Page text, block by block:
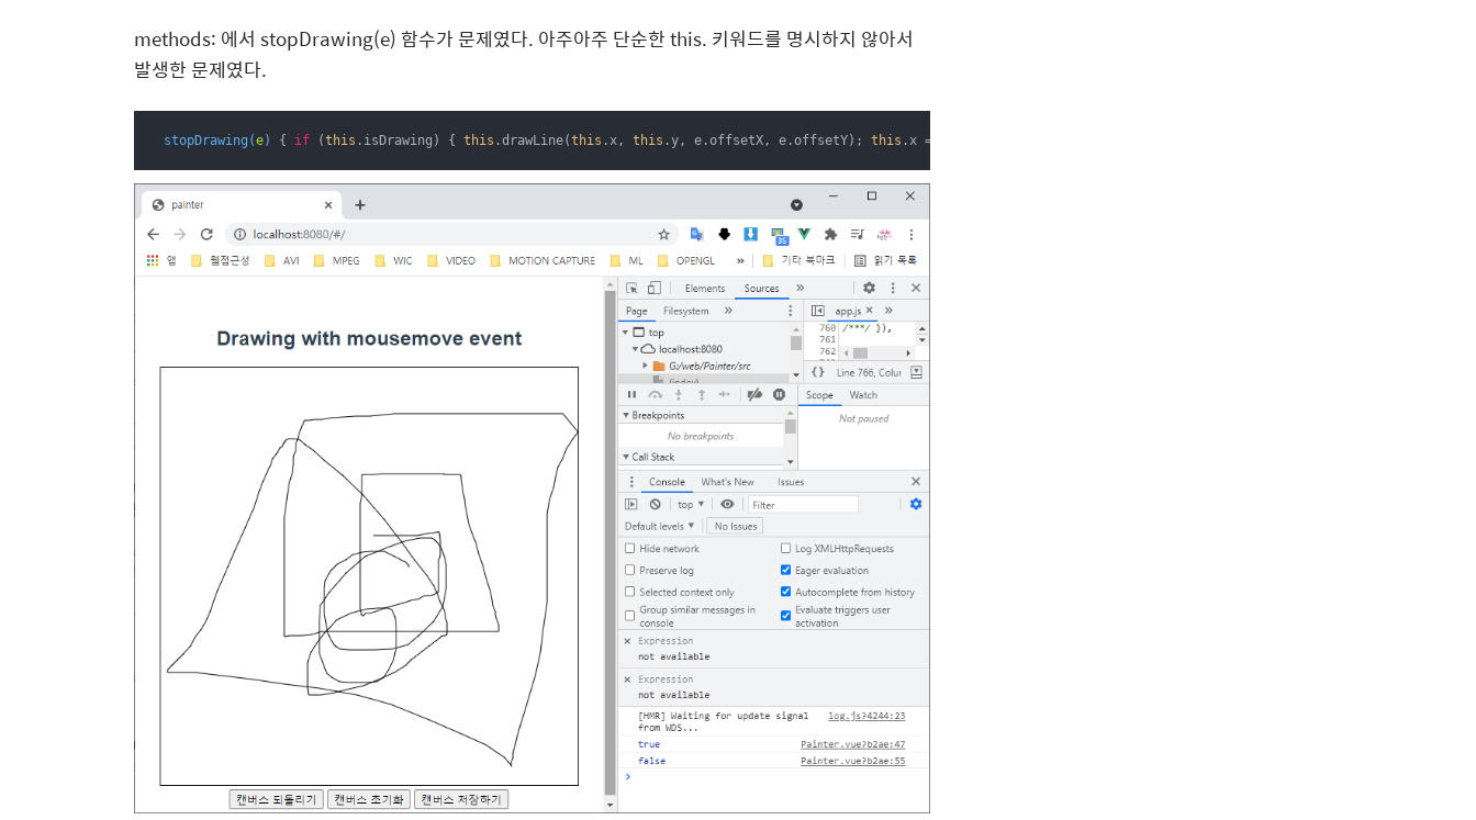
methods: 에서 stopDrawing(e) 함수가 문제였다. 아주아주 단순한 this. 키워드를 명시하지 않아서
발생한 문제였다.
stopDrawing (e) { if (this .isDrawing) { this .drawLine(this .x, this .y, e.offsetX, e.offsetY); this .x =